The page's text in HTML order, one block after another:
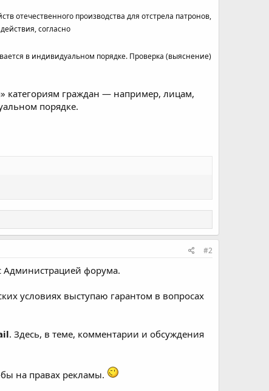
отечественного производства для отстрела патронов,
согласно
в индивидуальном порядке. Проверка (выяснение)
категориям граждан — например, лицам,
порядке.
#2
Администрацией форума.
условиях выступаю гарантом в вопросах
. Здесь, в теме, комментарии и обсуждения
на правах рекламы.